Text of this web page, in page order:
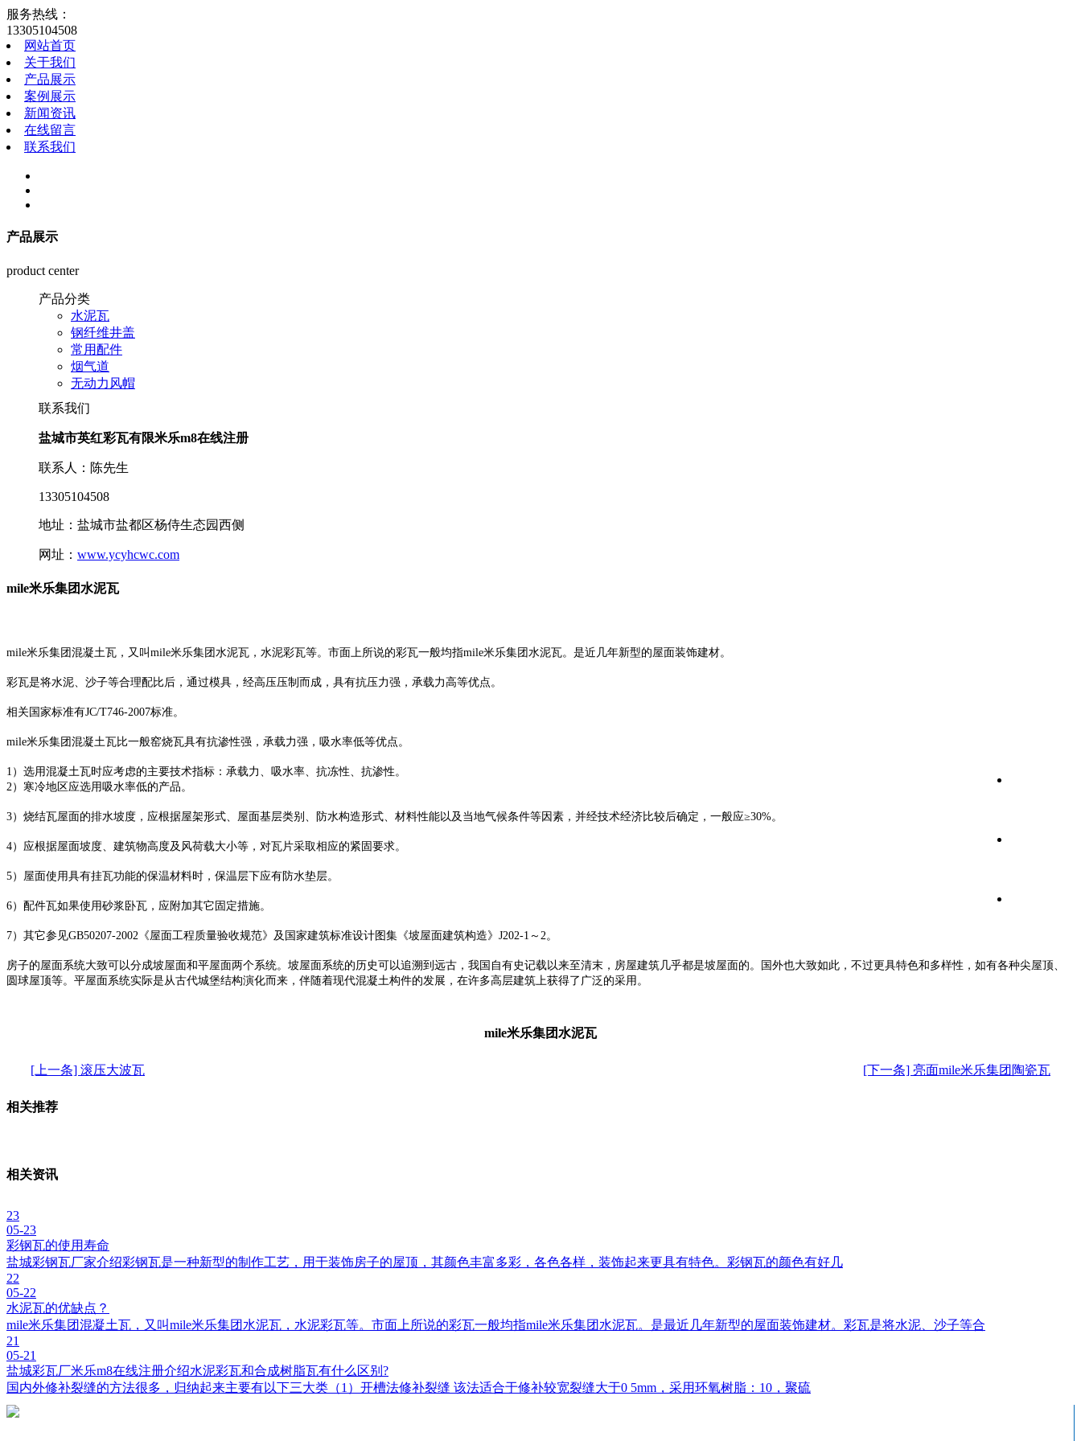
服务热线：
13305104508
网站首页
关于我们
产品展示
案例展示
新闻资讯
在线留言
联系我们
产品展示
product center
产品分类
水泥瓦
钢纤维井盖
常用配件
烟气道
无动力风帽
联系我们
盐城市英红彩瓦有限米乐m8在线注册
联系人：陈先生
13305104508
地址：盐城市盐都区杨侍生态园西侧
网址： www.ycyhcwc.com
mile米乐集团水泥瓦
mile米乐集团混凝土瓦，又叫mile米乐集团水泥瓦，水泥彩瓦等。市面上所说的彩瓦一般均指mile米乐集团水泥瓦。是近几年新型的屋面装饰建材。
彩瓦是将水泥、沙子等合理配比后，通过模具，经高压压制而成，具有抗压力强，承载力高等优点。
相关国家标准有JC/T746-2007标准。
mile米乐集团混凝土瓦比一般窑烧瓦具有抗渗性强，承载力强，吸水率低等优点。
1）选用混凝土瓦时应考虑的主要技术指标：承载力、吸水率、抗冻性、抗渗性。
2）寒冷地区应选用吸水率低的产品。
3）烧结瓦屋面的排水坡度，应根据屋架形式、屋面基层类别、防水构造形式、材料性能以及当地气候条件等因素，并经技术经济比较后确定，一般应≥30%。
4）应根据屋面坡度、建筑物高度及风荷载大小等，对瓦片采取相应的紧固要求。
5）屋面使用具有挂瓦功能的保温材料时，保温层下应有防水垫层。
6）配件瓦如果使用砂浆卧瓦，应附加其它固定措施。
7）其它参见GB50207-2002《屋面工程质量验收规范》及国家建筑标准设计图集《坡屋面建筑构造》J202-1～2。
房子的屋面系统大致可以分成坡屋面和平屋面两个系统。坡屋面系统的历史可以追溯到远古，我国自有史记载以来至清末，房屋建筑几乎都是坡屋面的。国外也大致如此，不过更具特色和多样性，如有各种尖屋顶、
圆球屋顶等。平屋面系统实际是从古代城堡结构演化而来，伴随着现代混凝土构件的发展，在许多高层建筑上获得了广泛的采用。
mile米乐集团水泥瓦
[上一条] 滚压大波瓦 [下一条] 亮面mile米乐集团陶瓷瓦
相关推荐
相关资讯
23
05-23
彩钢瓦的使用寿命
盐城彩钢瓦厂家介绍彩钢瓦是一种新型的制作工艺，用于装饰房子的屋顶，其颜色丰富多彩，各色各样，装饰起来更具有特色。彩钢瓦的颜色有好几
22
05-22
水泥瓦的优缺点？
mile米乐集团混凝土瓦，又叫mile米乐集团水泥瓦，水泥彩瓦等。市面上所说的彩瓦一般均指mile米乐集团水泥瓦。是最近几年新型的屋面装饰建材。彩瓦是将水泥、沙子等合
21
05-21
盐城彩瓦厂米乐m8在线注册介绍水泥彩瓦和合成树脂瓦有什么区别?
国内外修补裂缝的方法很多，归纳起来主要有以下三大类（1）开槽法修补裂缝 该法适合于修补较宽裂缝大于0 5mm，采用环氧树脂：10，聚硫